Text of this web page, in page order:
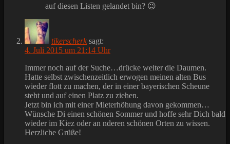
auf diesen Listen gelandet bin? 😉
tikerscherk sagt:
4. Juli 2015 um 21:14 Uhr
Immer noch auf der Suche…drücke weiter die Daumen.
Hatte selbst zwischenzeitlich erwogen meinen alten Bus
wieder flott zu machen, der in einer bayerischen Scheune
steht und auf einen Platz zu ziehen.
Jetzt bin ich mit einer Mieterhöhung davon gekommen…
Wünsche Di einen schönen Sommer und hoffe sehr Dich bald
wieder im Kiez oder an nderen schönen Orten zu wissen.
Herzliche Grüße!